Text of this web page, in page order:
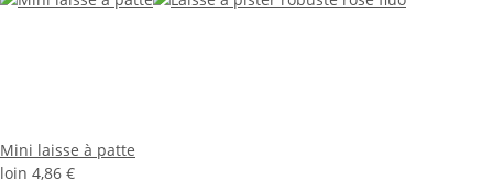
Mini laisse à patte
loin 4,86 €